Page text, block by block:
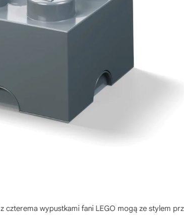
z czterema wypustkami fani LEGO mogą ze stylem